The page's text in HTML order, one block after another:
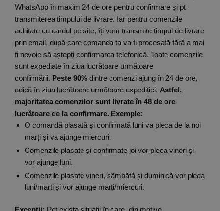
WhatsApp în maxim 24 de ore pentru confirmare și pt
transmiterea timpului de livrare. Iar pentru comenzile
achitate cu cardul pe site, îți vom transmite timpul de livrare
prin email, după care comanda ta va fi procesată fără a mai
fi nevoie să aștepți confirmarea telefonică. Toate comenzile
sunt expediate în ziua lucrătoare următoare
confirmării. Peste 90% dintre comenzi ajung în 24 de ore,
adică în ziua lucrătoare următoare expediției. Astfel,
majoritatea comenzilor sunt livrate în 48 de ore
lucrătoare de la confirmare. Exemple:
O comandă plasată și confirmată luni va pleca de la noi
marți și va ajunge miercuri.
Comenzile plasate și confirmate joi vor pleca vineri și
vor ajunge luni.
Comenzile plasate vineri, sâmbătă și duminică vor pleca
luni/marti și vor ajunge marți/miercuri.
Excepții: Pot exista situații în care, din motive